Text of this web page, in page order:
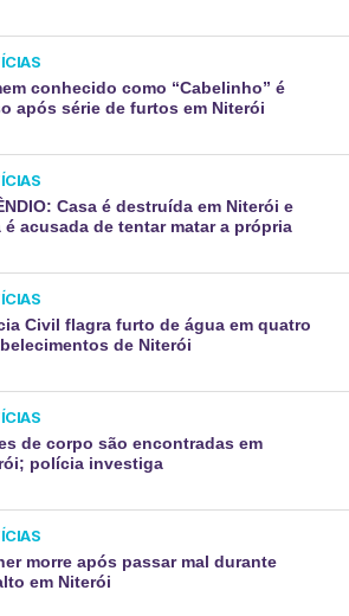
conhecido como “Cabelinho” é
após série de furtos em Niterói
Casa é destruída em Niterói e
é acusada de tentar matar a própria
Civil flagra furto de água em quatro
de Niterói
de corpo são encontradas em
polícia investiga
morre após passar mal durante
em Niterói